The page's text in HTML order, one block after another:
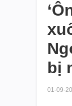
bị
01-09-